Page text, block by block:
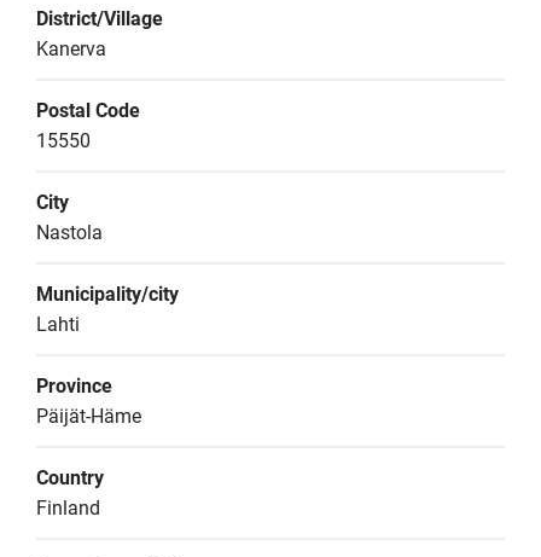
District/Village
Kanerva
Postal Code
15550
City
Nastola
Municipality/city
Lahti
Province
Päijät-Häme
Country
Finland